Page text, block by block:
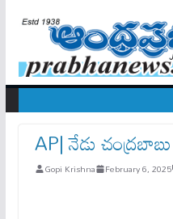
AP| నేడు
Gopi Krishna February 6, 2025